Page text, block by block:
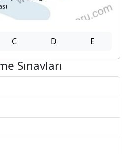
C D E
Sınavları